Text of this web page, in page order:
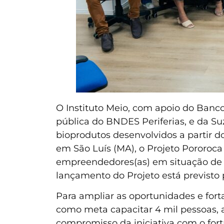
O Instituto Meio, com apoio do
pública do BNDES Periferias, e da
bioprodutos desenvolvidos a partir
em São Luís (MA), o Projeto
empreendedores(as) em situação
lançamento do Projeto está previsto
Para ampliar as oportunidades e
como meta capacitar 4 mil pessoas,